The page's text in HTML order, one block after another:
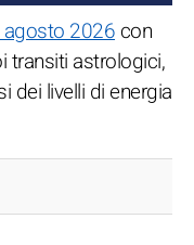
2026con
transiti astrologici,
dei livelli di energia